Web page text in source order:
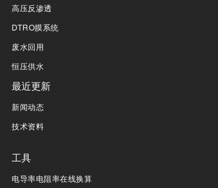
高压反渗透
DTRO膜系统
废水回用
恒压供水
最近更新
新闻动态
技术资料
工具
电导率电阻率在线换算